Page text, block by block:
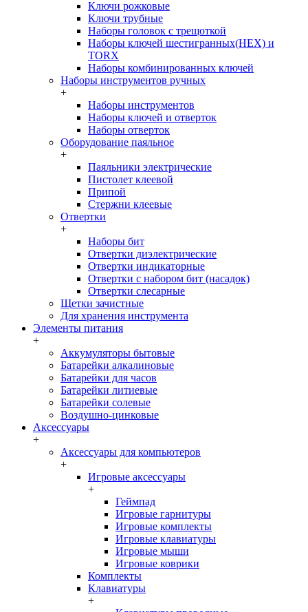
Ключи рожковые
Ключи трубные
Наборы головок c трещоткой
Наборы ключей шестигранных(HEX) и
TORX
Наборы комбинированных ключей
Наборы инструментов ручных
+
Наборы инструментов
Наборы ключей и отверток
Наборы отверток
Оборудование паяльное
+
Паяльники электрические
Пистолет клеевой
Припой
Стержни клеевые
Отвертки
+
Наборы бит
Отвертки диэлектрические
Отвертки индикаторные
Отвертки с набором бит (насадок)
Отвертки слесарные
Щетки зачистные
Для хранения инструмента
Элементы питания
+
Аккумуляторы бытовые
Батарейки алкалиновые
Батарейки для часов
Батарейки литиевые
Батарейки солевые
Воздушно-цинковые
Аксессуары
+
Аксессуары для компьютеров
+
Игровые аксессуары
+
Геймпад
Игровые гарнитуры
Игровые комплекты
Игровые клавиатуры
Игровые мыши
Игровые коврики
Комплекты
Клавиатуры
+